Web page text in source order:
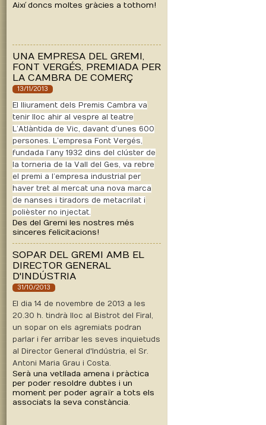
Així doncs moltes gràcies a tothom!
UNA EMPRESA DEL GREMI,
FONT VERGÉS, PREMIADA PER
LA CAMBRA DE COMERÇ
13/11/2013
El lliurament dels Premis Cambra va
tenir lloc ahir al vespre al teatre
L’Atlàntida de Vic, davant d’unes 600
persones. L’empresa Font Vergés,
fundada l’any 1932 dins del clúster de
la torneria de la Vall del Ges, va rebre
el premi a l’empresa industrial per
haver tret al mercat una nova marca
de nanses i tiradors de metacrilat i
polièster no injectat.
Des del Gremi les nostres més
sinceres felicitacions!
SOPAR DEL GREMI AMB EL
DIRECTOR GENERAL
D'INDÚSTRIA
31/10/2013
El dia 14 de novembre de 2013 a les
20.30 h. tindrà lloc al Bistrot del Firal,
un sopar on els agremiats podran
parlar i fer arribar les seves inquietuds
al Director General d'Indústria, el Sr.
Antoni Maria Grau i Costa.
Serà una vetllada amena i pràctica
per poder resoldre dubtes i un
moment per poder agraïr a tots els
associats la seva constància.